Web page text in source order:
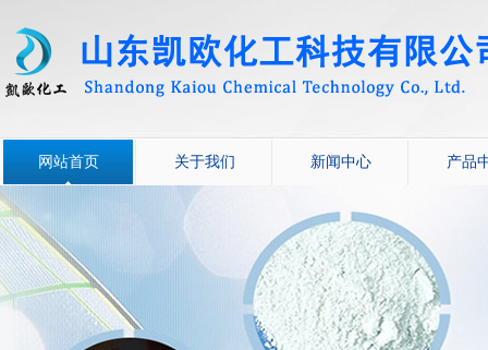
网站首页 关于我们 新闻中心 产品